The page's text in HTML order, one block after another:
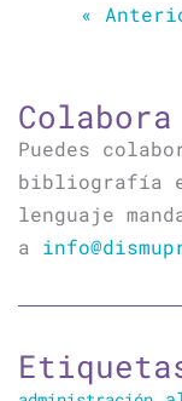
«
Colabora
Puedes
bibliografía
lenguaje
a